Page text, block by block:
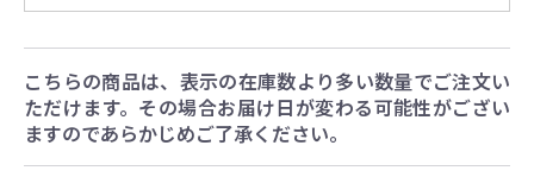
こちらの商品は、表示の在庫数より多い数量でご注文い
ただけます。その場合お届け日が変わる可能性がござい
ますのであらかじめご了承ください。